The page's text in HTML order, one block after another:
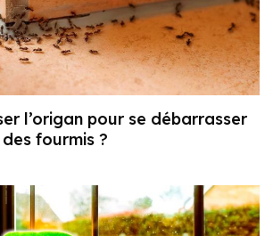
l’origan pour se débarrasser
fourmis ?